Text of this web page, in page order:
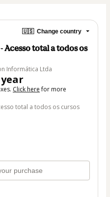
🇺🇸 Change country
Acesso total a todos os
Informática Ltda
year
Click herefor more
total a todos os cursos